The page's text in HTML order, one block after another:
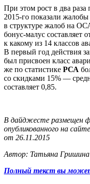
При этом рост в два
2015-го показали
в структуре жалоб на
бонус-малус составляет
к какому из 14 классов
В первый год действия
был присвоен класс
же по статистике РСА
со скидками 15% —
составляет 0,85.
В дайджесте размещен
опубликованного на
от 26.11.2015
Автор: Татьяна Гришина
Полный текст вы